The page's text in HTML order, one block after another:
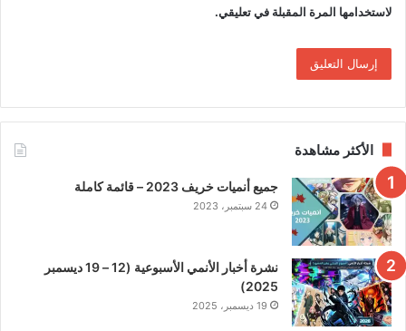
لاستخدامها المرة المقبلة في تعليقي.
الأكثر مشاهدة
جميع أنميات خريف 2023 – قائمة كاملة
24 سبتمبر، 2023
نشرة أخبار الأنمي الأسبوعية (12 – 19 ديسمبر
2025)
19 ديسمبر، 2025